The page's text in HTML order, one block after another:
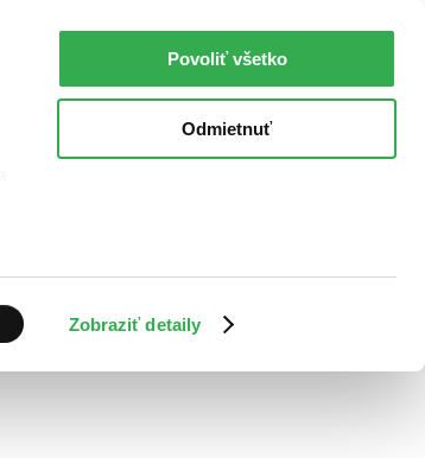
Zobraziť detaily
Povoliť všetko
Odmietnuť